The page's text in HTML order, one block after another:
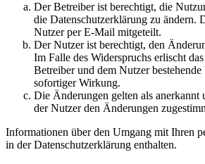
Der Betreiber ist berechtigt, die
die Datenschutzerklärung zu ändern.
Nutzer per E-Mail mitgeteilt.
Der Nutzer ist berechtigt, den
Im Falle des Widerspruchs erlischt
Betreiber und dem Nutzer
sofortiger Wirkung.
Die Änderungen gelten als
der Nutzer den Änderungen
Informationen über den Umgang mit Ihren
in der Datenschutzerklärung enthalten.